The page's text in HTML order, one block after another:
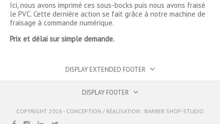
Ici, nous avons imprimé ces sous-bocks puis nous avons fraisé
le PVC. Cette dernière action se fait grâce à notre machine de
fraisage à commande numérique.
Prix et délai sur simple demande.
DISPLAY EXTENDED FOOTER
DISPLAY FOOTER
COPYRIGHT 2016 - CONCEPTION / RÉALISATION : BARBER SHOP-STUDIO